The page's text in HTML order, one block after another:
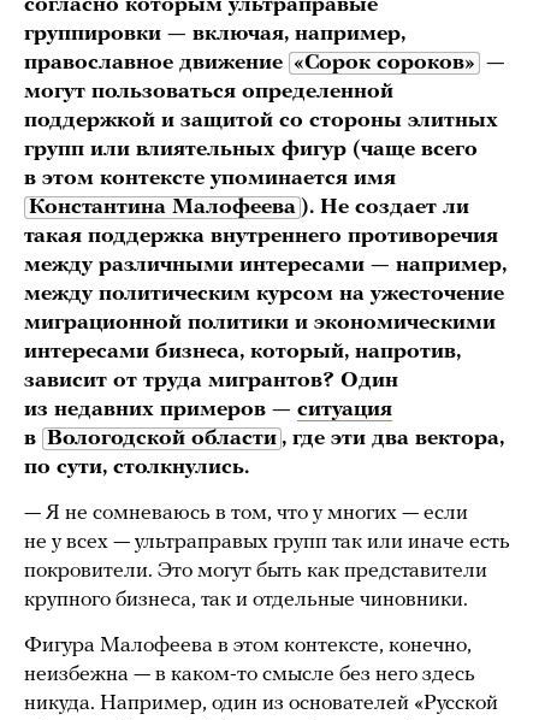
согласно которым ультраправые
группировки — включая, например,
православное движение «Сорок сороков» —
могут пользоваться определенной
поддержкой и защитой со стороны элитных
групп или влиятельных фигур (чаще всего
в этом контексте упоминается имя
Константина Малофеева ). Не создает ли
такая поддержка внутреннего противоречия
между различными интересами — например,
между политическим курсом на ужесточение
миграционной политики и экономическими
интересами бизнеса, который, напротив,
зависит от труда мигрантов? Один
из недавних примеров — ситуация
в Вологодской области , где эти два вектора,
по сути, столкнулись.
— Я не сомневаюсь в том, что у многих — если
не у всех — ультраправых групп так или иначе есть
покровители. Это могут быть как представители
крупного бизнеса, так и отдельные чиновники.
Фигура Малофеева в этом контексте, конечно,
неизбежна — в каком-то смысле без него здесь
никуда. Например, один из основателей «Русской